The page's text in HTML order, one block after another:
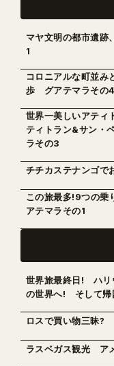
マヤ文明の都市遺
1
コロニアルな町並み
歩 グアテマラその4
世界一美しいアテ
ティトラン&サン・
ラその3
チチカステナンゴ
この旅最多!9つの
アテマラその1
世界旅最終日! ハリ
の世界へ! そして帰
ロスで買い物三昧?
ラスベガス観光 ア